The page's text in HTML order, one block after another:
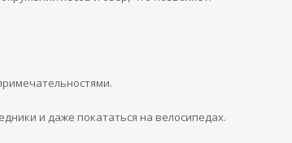
и даже покататься на велосипедах.